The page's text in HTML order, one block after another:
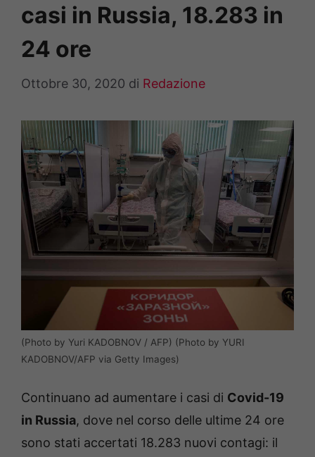
casi in Russia, 18.283 in
24 ore
Ottobre 30, 2020 di Redazione
(Photo by Yuri KADOBNOV / AFP) (Photo by YURI
KADOBNOV/AFP via Getty Images)
Continuano ad aumentare i casi di Covid-19
in Russia, dove nel corso delle ultime 24 ore
sono stati accertati 18.283 nuovi contagi: il